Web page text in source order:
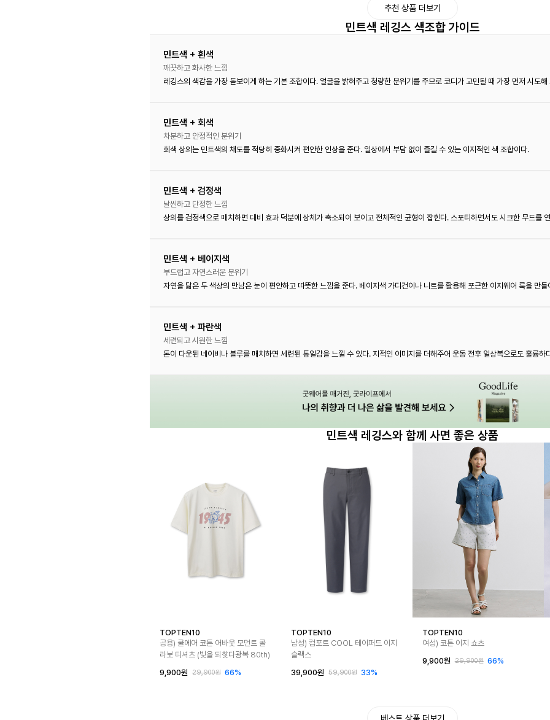
추천 상품 더보기
민트색 레깅스 색조합 가이드
민트색 + 흰색
깨끗하고 화사한 느낌
레깅스의 색감을 가장 돋보이게 하는 기본 조합이다. 얼굴을 밝혀주고 청량한 분위기를 주므로 코디가 고민될 때 가장 먼저 시도해
민트색 + 회색
차분하고 안정적인 분위기
회색 상의는 민트색의 채도를 적당히 중화시켜 편안한 인상을 준다. 일상에서 부담 없이 즐길 수 있는 이지적인 색 조합이다.
민트색 + 검정색
날씬하고 단정한 느낌
상의를 검정색으로 매치하면 대비 효과 덕분에 상체가 축소되어 보이고 전체적인 균형이 잡힌다. 스포티하면서도 시크한 무드를
민트색 + 베이지색
부드럽고 자연스러운 분위기
자연을 닮은 두 색상의 만남은 눈이 편안하고 따뜻한 느낌을 준다. 베이지색 가디건이나 니트를 활용해 포근한 이지웨어 룩을 만들
민트색 + 파란색
세련되고 시원한 느낌
톤이 다운된 네이비나 블루를 매치하면 세련된 통일감을 느낄 수 있다. 지적인 이미지를 더해주어 운동 전후 일상복으로도 훌륭하
민트색 레깅스와 함께 사면 좋은 상품
TOPTEN10
공용) 쿨에어 코튼 어바웃 모먼트 콜
라보 티셔츠 (빛을 되찾다광복 80th)
9,900원
29,900원 66%
TOPTEN10
남성) 컴포트 COOL 테이퍼드 이지
슬랙스
39,900원
59,900원 33%
TOPTEN10
여성) 코튼 이지 쇼츠
9,900원
29,900원 66%